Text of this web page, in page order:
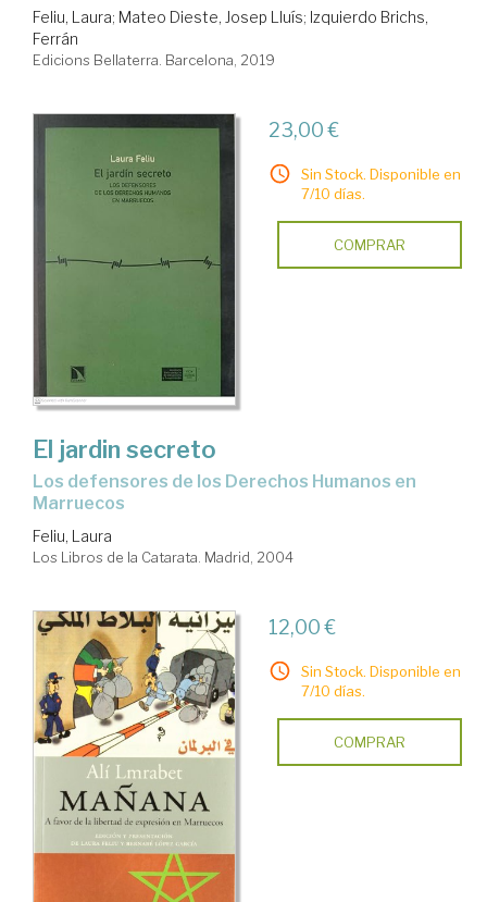
Feliu, Laura; Mateo Dieste, Josep Lluís; Izquierdo Brichs,
Ferrán
Edicions Bellaterra. Barcelona, 2019
23,00 €
Sin Stock. Disponible en
7/10 días.
COMPRAR
El jardin secreto
los defensores de los Derechos Humanos en
Marruecos
Feliu, Laura
Los Libros de la Catarata. Madrid, 2004
12,00 €
Sin Stock. Disponible en
7/10 días.
COMPRAR